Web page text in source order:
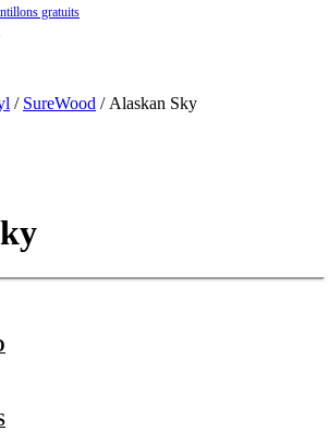
gratuits
/ SureWood / Alaskan Sky